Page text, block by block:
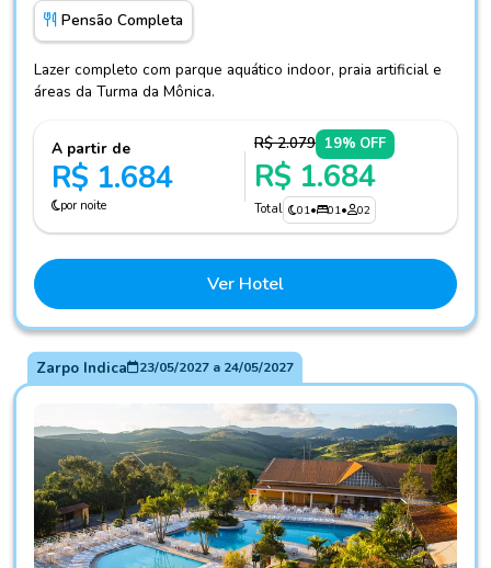
Pensão Completa
Lazer completo com parque aquático indoor, praia artificial e
áreas da Turma da Mônica.
A partir de
R$ 1.684
por noite
R$ 2.079 19% OFF
R$ 1.684
Total 01• 01• 02
Ver Hotel
Zarpo Indica 23/05/2027a 24/05/2027